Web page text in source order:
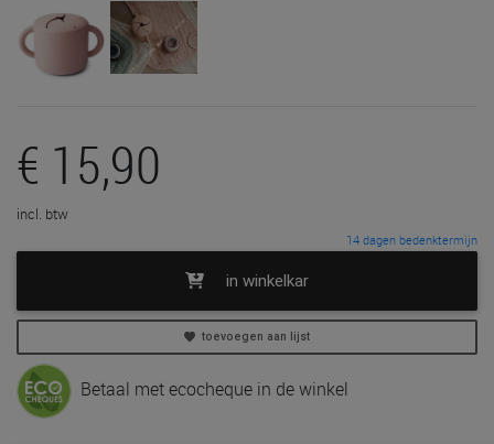
€ 15,90
incl. btw
14 dagen bedenktermijn
in winkelkar
toevoegen aan lijst
Betaal met ecocheque in de winkel